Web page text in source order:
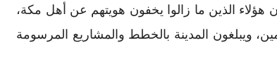
هؤلاء الذين ما زالوا يخفون هويتهم عن أهل مكة،
ويبلغون المدينة بالخطط والمشاريع المرسومة